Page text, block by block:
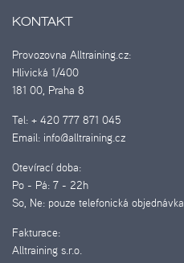
KONTAKT
Provozovna Alltraining.cz:
Hlivická 1/400
181 00, Praha 8
Tel: + 420 777 871 045
Email: info@alltraining.cz
Otevírací doba:
Po - Pá: 7 - 22h
So, Ne: pouze telefonická objednávka
Fakturace:
Alltraining s.r.o.